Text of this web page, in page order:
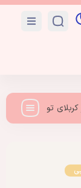
تو